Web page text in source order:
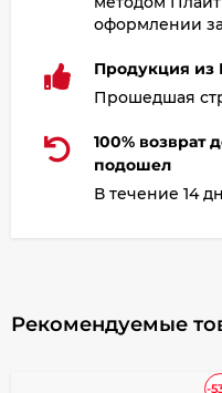
оформлении
Продукция из
Прошедшая
100% возврат
подошел
В течение 14
Рекомендуемые
-